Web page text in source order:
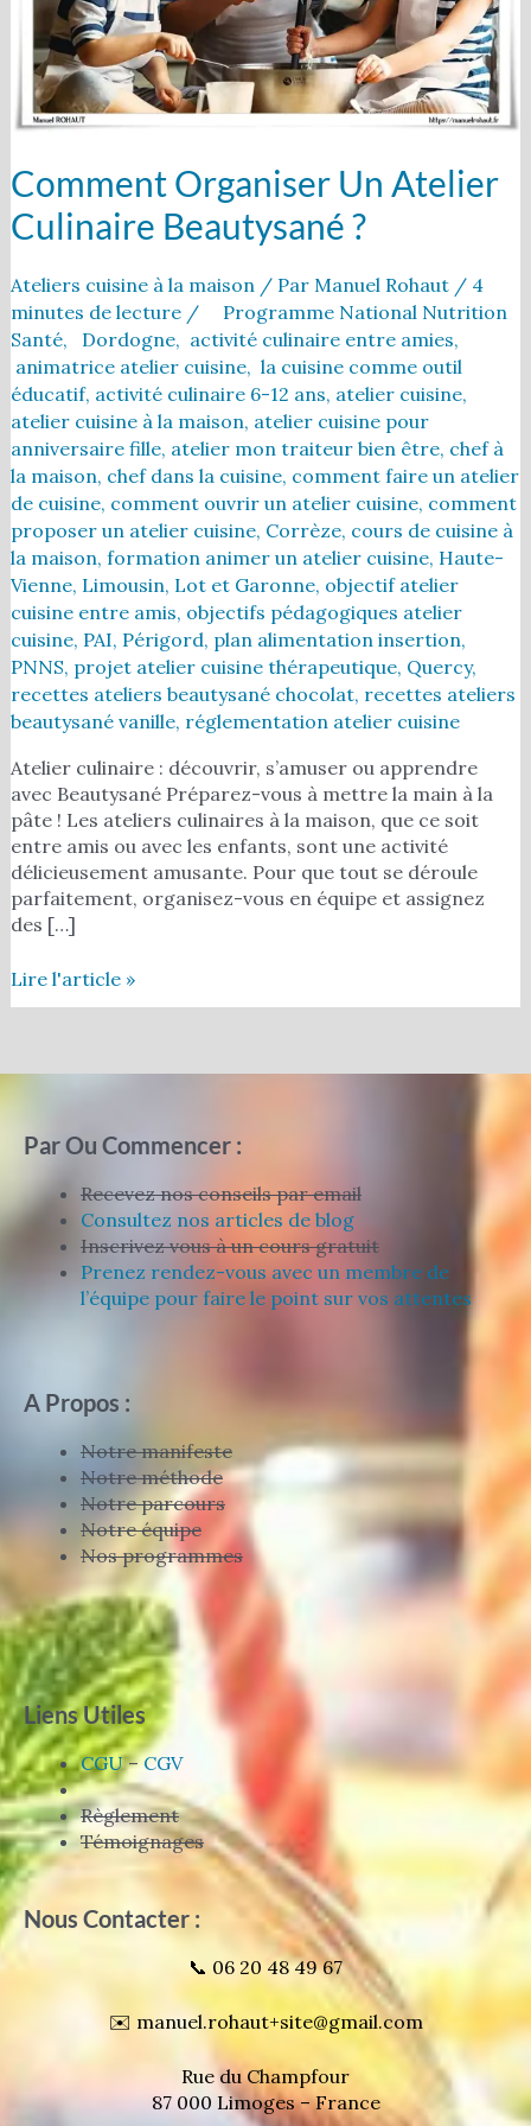
Comment Organiser Un Atelier
Culinaire Beautysané ?
Ateliers cuisine à la maison/ Par Manuel Rohaut / 4
minutes de lecture/
Programme National Nutrition
Santé, Dordogne, activité culinaire entre amies,
animatrice atelier cuisine, la cuisine comme outil
éducatif, activité culinaire 6-12 ans, atelier cuisine,
atelier cuisine à la maison, atelier cuisine pour
anniversaire fille, atelier mon traiteur bien être, chef à
la maison, chef dans la cuisine, comment faire un atelier
de cuisine, comment ouvrir un atelier cuisine, comment
proposer un atelier cuisine, Corrèze, cours de cuisine à
la maison, formation animer un atelier cuisine, Haute-
Vienne, Limousin, Lot et Garonne, objectif atelier
cuisine entre amis, objectifs pédagogiques atelier
cuisine, PAI, Périgord, plan alimentation insertion,
PNNS, projet atelier cuisine thérapeutique, Quercy,
recettes ateliers beautysané chocolat, recettes ateliers
beautysané vanille, réglementation atelier cuisine
Atelier culinaire : découvrir, s’amuser ou apprendre
avec Beautysané Préparez-vous à mettre la main à la
pâte ! Les ateliers culinaires à la maison, que ce soit
entre amis ou avec les enfants, sont une activité
délicieusement amusante. Pour que tout se déroule
parfaitement, organisez-vous en équipe et assignez
des […]
Lire l'article »
Par Ou Commencer :
Recevez nos conseils par email
Consultez nos articles de blog
Inscrivez vous à un cours gratuit
Prenez rendez-vous avec un membre de
l’équipe pour faire le point sur vos attentes
A Propos :
Notre manifeste
Notre méthode
Notre parcours
Notre équipe
Nos programmes
Liens Utiles
CGU–CGV
Règlement
Témoignages
Nous Contacter :
📞 06 20 48 49 67
✉️ manuel.rohaut+site@gmail.com
Rue du Champfour
87 000 Limoges – France